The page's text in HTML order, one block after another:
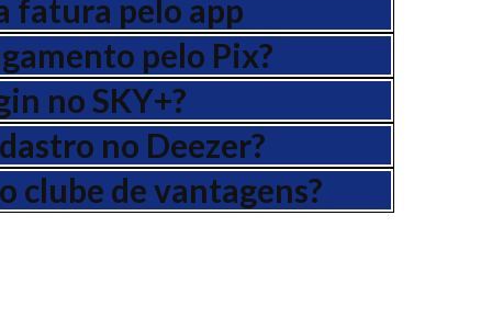
fatura pelo app
pelo Pix?
no SKY+?
no Deezer?
clube de vantagens?